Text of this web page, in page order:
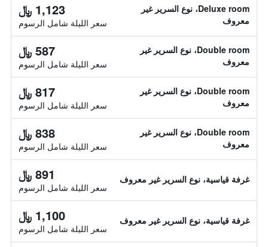
Deluxe room، نوع السرير غير
معروف
1,123 ﷼
سعر الليلة شامل الرسوم
Double room، نوع السرير غير
معروف
587 ﷼
سعر الليلة شامل الرسوم
Double room، نوع السرير غير
معروف
817 ﷼
سعر الليلة شامل الرسوم
Double room، نوع السرير غير
معروف
838 ﷼
سعر الليلة شامل الرسوم
غرفة قياسية، نوع السرير غير معروف 891 ﷼
سعر الليلة شامل الرسوم
غرفة قياسية، نوع السرير غير معروف 1,100 ﷼
سعر الليلة شامل الرسوم